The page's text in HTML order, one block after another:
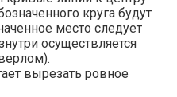
круга будут
место следует
осуществляется
вырезать ровное